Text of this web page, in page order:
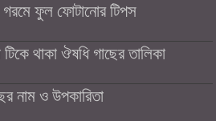
গরমে ফুল ফোটানোর টিপস
থাকা ঔষধি গাছের তালিকা
নাম ও উপকারিতা